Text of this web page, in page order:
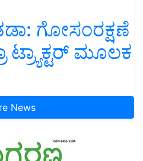
ಗೋಸಂರಕ್ಷಣೆ
ಟ್ರ್ಯಾಕ್ಟರ್ ಮೂಲಕ
News